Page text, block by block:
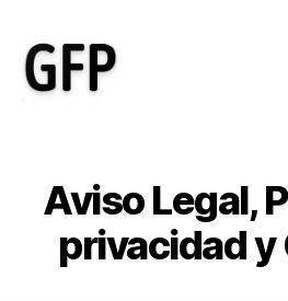
Ayudo
empresas
Aviso Legal,
privacidad y